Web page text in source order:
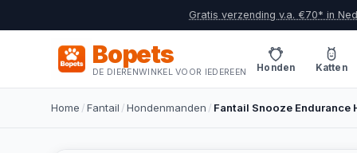
Gratis verzending v.a. €70* in
Bopets
DE DIERENWINKEL VOOR IEDEREEN Honden Katten
Home /Fantail /Hondenmanden / Fantail Snooze Endurance